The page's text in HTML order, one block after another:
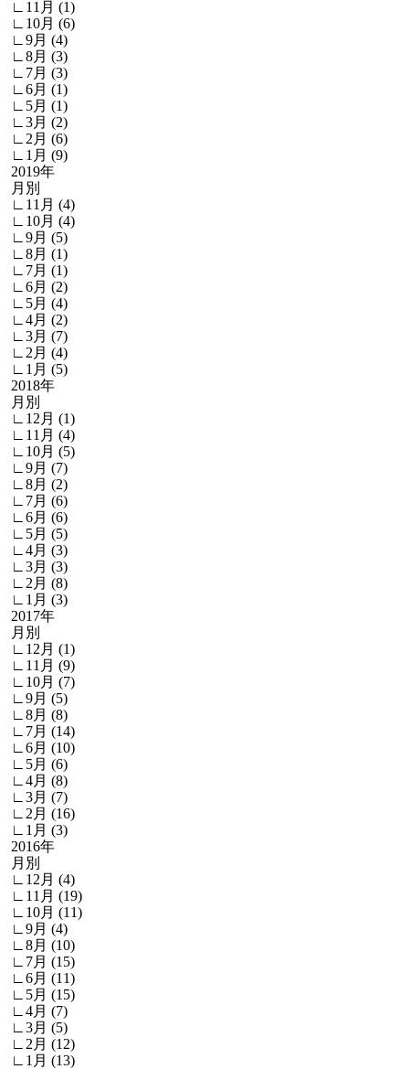
∟11月 (1)
∟10月 (6)
∟9月 (4)
∟8月 (3)
∟7月 (3)
∟6月 (1)
∟5月 (1)
∟3月 (2)
∟2月 (6)
∟1月 (9)
2019年
月別
∟11月 (4)
∟10月 (4)
∟9月 (5)
∟8月 (1)
∟7月 (1)
∟6月 (2)
∟5月 (4)
∟4月 (2)
∟3月 (7)
∟2月 (4)
∟1月 (5)
2018年
月別
∟12月 (1)
∟11月 (4)
∟10月 (5)
∟9月 (7)
∟8月 (2)
∟7月 (6)
∟6月 (6)
∟5月 (5)
∟4月 (3)
∟3月 (3)
∟2月 (8)
∟1月 (3)
2017年
月別
∟12月 (1)
∟11月 (9)
∟10月 (7)
∟9月 (5)
∟8月 (8)
∟7月 (14)
∟6月 (10)
∟5月 (6)
∟4月 (8)
∟3月 (7)
∟2月 (16)
∟1月 (3)
2016年
月別
∟12月 (4)
∟11月 (19)
∟10月 (11)
∟9月 (4)
∟8月 (10)
∟7月 (15)
∟6月 (11)
∟5月 (15)
∟4月 (7)
∟3月 (5)
∟2月 (12)
∟1月 (13)